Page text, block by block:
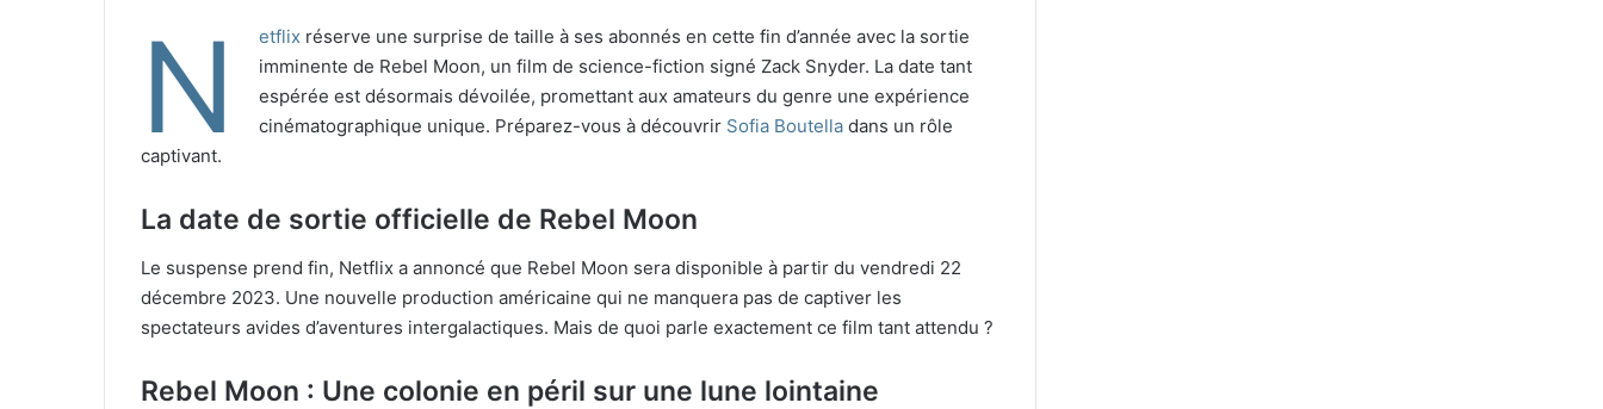
N etflix réserve une surprise de taille à ses abonnés en cette fin d’année avec la sortie
imminente de Rebel Moon, un film de science-fiction signé Zack Snyder. La date tant
espérée est désormais dévoilée, promettant aux amateurs du genre une expérience
cinématographique unique. Préparez-vous à découvrir Sofia Boutella dans un rôle
captivant.
La date de sortie officielle de Rebel Moon
Le suspense prend fin, Netflix a annoncé que Rebel Moon sera disponible à partir du vendredi 22
décembre 2023. Une nouvelle production américaine qui ne manquera pas de captiver les
spectateurs avides d’aventures intergalactiques. Mais de quoi parle exactement ce film tant attendu ?
Rebel Moon : Une colonie en péril sur une lune lointaine